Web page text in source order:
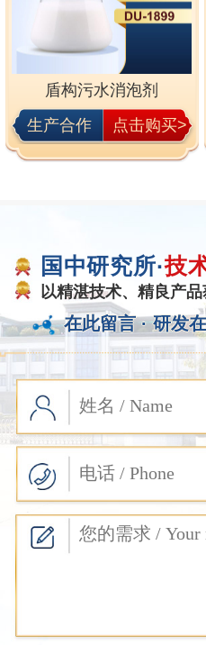
盾构污水消泡剂
生产合作
点击购买>
国中研究所·技
以精湛技术、精良产
在此留言 · 研发